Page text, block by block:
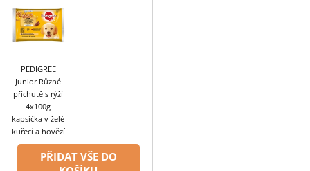
PEDIGREE
Junior Různé
příchutě s rýží
4x100g
kapsička v želé
kuřecí a hovězí
PŘIDAT VŠE DO